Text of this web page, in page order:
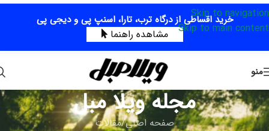
Skip to navigation
Skip to main content
خرید اقساطی از درگاه ترب، تارا، اسنپ پی و دیجی پی
مشاهده راهنما
منو
مجله ویلا مبل
صفحه اصلی مقالات